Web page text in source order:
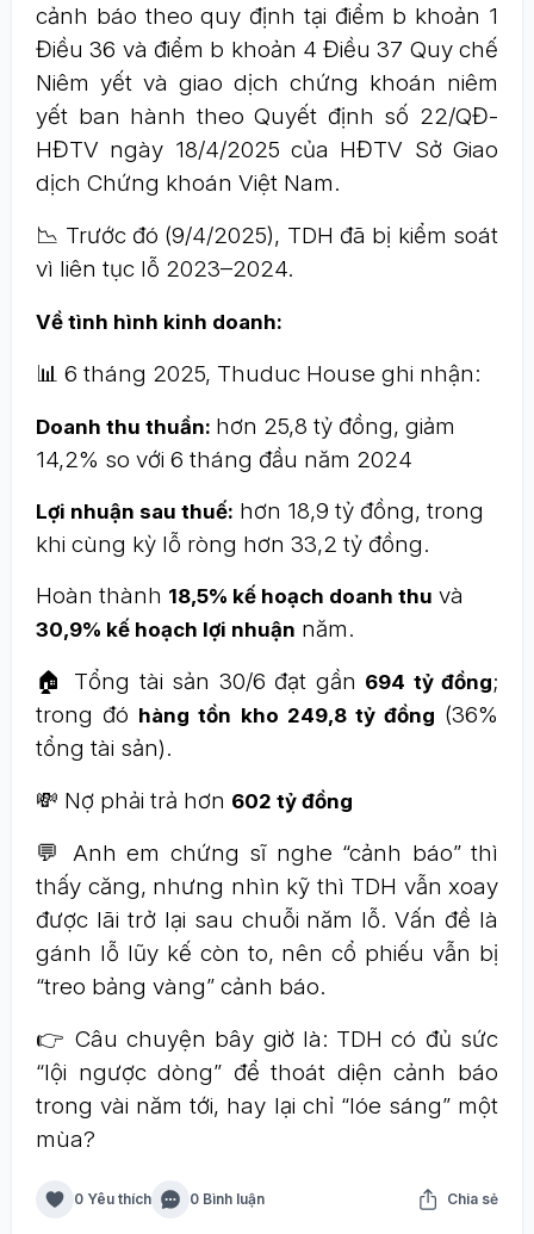
cảnh báo theo quy định tại điểm b khoản 1
Điều 36 và điểm b khoản 4 Điều 37 Quy chế
Niêm yết và giao dịch chứng khoán niêm
yết ban hành theo Quyết định số 22/QĐ-
HĐTV ngày 18/4/2025 của HĐTV Sở Giao
dịch Chứng khoán Việt Nam.
📉 Trước đó (9/4/2025), TDH đã bị kiểm soát
vì liên tục lỗ 2023–2024.
Về tình hình kinh doanh:
📊 6 tháng 2025, Thuduc House ghi nhận:
Doanh thu thuần: hơn 25,8 tỷ đồng, giảm
14,2% so với 6 tháng đầu năm 2024
Lợi nhuận sau thuế: hơn 18,9 tỷ đồng, trong
khi cùng kỳ lỗ ròng hơn 33,2 tỷ đồng.
Hoàn thành 18,5% kế hoạch doanh thu và
30,9% kế hoạch lợi nhuận năm.
🏠 Tổng tài sản 30/6 đạt gần 694 tỷ đồng;
trong đó hàng tồn kho 249,8 tỷ đồng (36%
tổng tài sản).
💸 Nợ phải trả hơn 602 tỷ đồng
💬 Anh em chứng sĩ nghe “cảnh báo” thì
thấy căng, nhưng nhìn kỹ thì TDH vẫn xoay
được lãi trở lại sau chuỗi năm lỗ. Vấn đề là
gánh lỗ lũy kế còn to, nên cổ phiếu vẫn bị
“treo bảng vàng” cảnh báo.
👉 Câu chuyện bây giờ là: TDH có đủ sức
“lội ngược dòng” để thoát diện cảnh báo
trong vài năm tới, hay lại chỉ “lóe sáng” một
mùa?
0 Yêu thích 0 Bình luận Chia sẻ